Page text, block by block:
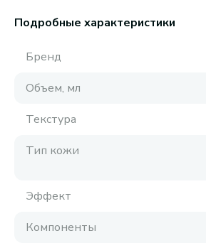
Подробные характеристики
Бренд
Объем, мл
Текстура
Тип кожи
Эффект
Компоненты